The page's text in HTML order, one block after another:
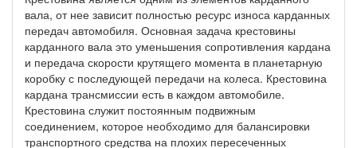
вала, от нее зависит полностью ресурс износа карданных
передач автомобиля. Основная задача крестовины
карданного вала это уменьшения сопротивления кардана
и передача скорости крутящего момента в планетарную
коробку с последующей передачи на колеса. Крестовина
кардана трансмиссии есть в каждом автомобиле.
Крестовина служит постоянным подвижным
соединением, которое необходимо для балансировки
транспортного средства на плохих пересеченных